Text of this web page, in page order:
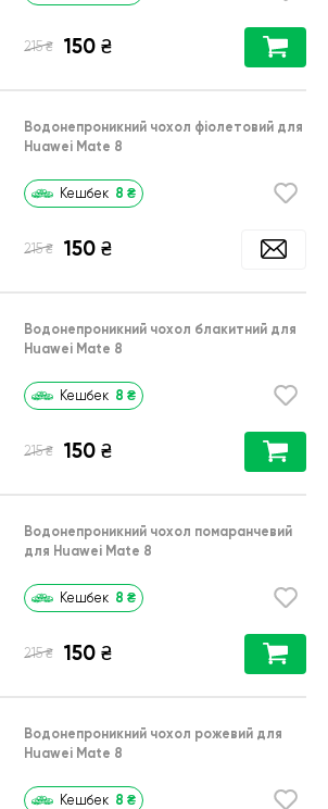
215 ₴ 150 ₴
Водонепроникний чохол фіолетовий для
Huawei Mate 8
Кешбек 8 ₴
215 ₴ 150 ₴
Водонепроникний чохол блакитний для
Huawei Mate 8
Кешбек 8 ₴
215 ₴ 150 ₴
Водонепроникний чохол помаранчевий
для Huawei Mate 8
Кешбек 8 ₴
215 ₴ 150 ₴
Водонепроникний чохол рожевий для
Huawei Mate 8
Кешбек 8 ₴